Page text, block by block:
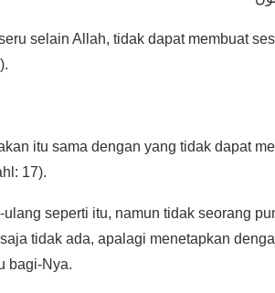
selain Allah, tidak dapat membuat
itu sama dengan yang tidak dapat
17).
seperti itu, namun tidak seorang
tidak ada, apalagi menetapkan
bagi-Nya.